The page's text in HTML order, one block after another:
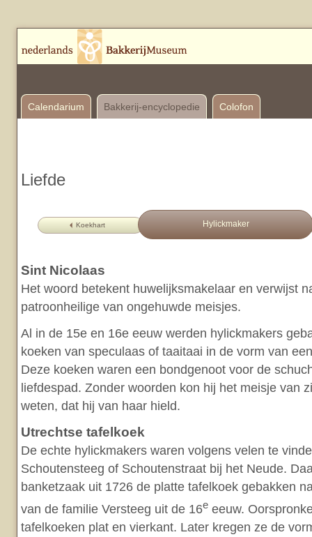
Calendarium Bakkerij-encyclopedie Colofon
Liefde
Koekhart Hylickmaker
Sint Nicolaas
Het woord betekent huwelijksmakelaar en verwijst
patroonheilige van ongehuwde meisjes.
Al in de 15e en 16e eeuw werden hylickmakers
koeken van speculaas of taaitaai in de vorm van
Deze koeken waren een bondgenoot voor de
liefdespad. Zonder woorden kon hij het meisje van
weten, dat hij van haar hield.
Utrechtse tafelkoek
De echte hylickmakers waren volgens velen te
Schoutensteeg of Schoutenstraat bij het Neude.
banketzaak uit 1726 de platte tafelkoek gebakken
van de familie Versteeg uit de 16e eeuw.
tafelkoeken plat en vierkant. Later kregen ze de